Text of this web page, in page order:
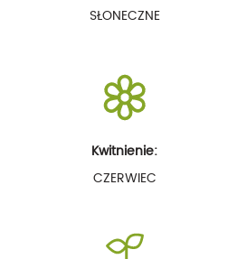
SŁONECZNE
Kwitnienie:
CZERWIEC